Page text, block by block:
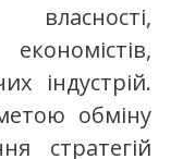
індустрій.
обміну
стратегій